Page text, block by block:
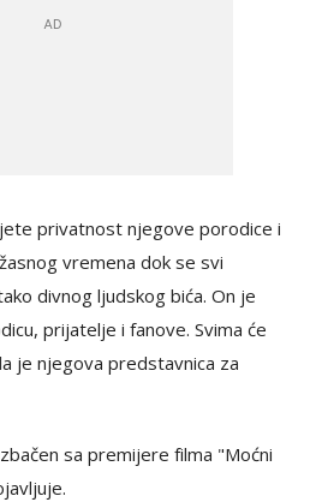
privatnost njegove porodice i
vremena dok se svi
divnog ljudskog bića. On je
prijatelje i fanove. Svima će
je njegova predstavnica za
sa premijere filma "Moćni